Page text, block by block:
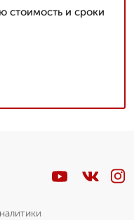
стоимость и сроки